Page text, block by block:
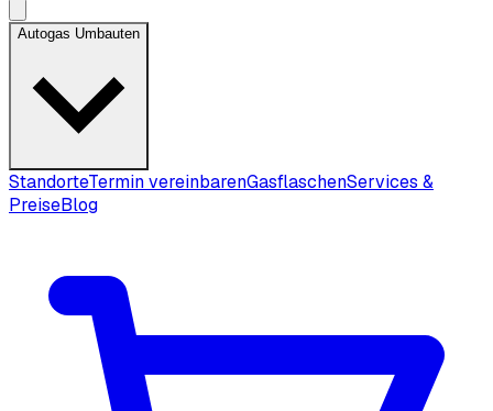
Autogas Umbauten
StandorteTermin vereinbarenGasflaschenServices &
PreiseBlog